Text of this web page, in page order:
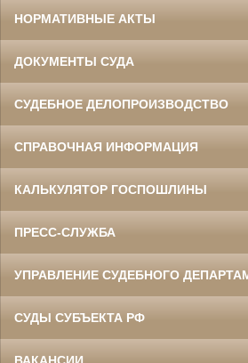
НОРМАТИВНЫЕ АКТЫ
ДОКУМЕНТЫ СУДА
СУДЕБНОЕ ДЕЛОПРОИЗВОДСТВО
СПРАВОЧНАЯ ИНФОРМАЦИЯ
КАЛЬКУЛЯТОР ГОСПОШЛИНЫ
ПРЕСС-СЛУЖБА
УПРАВЛЕНИЕ СУДЕБНОГО
СУДЫ СУБЪЕКТА РФ